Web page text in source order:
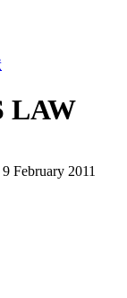
LAW
February 2011